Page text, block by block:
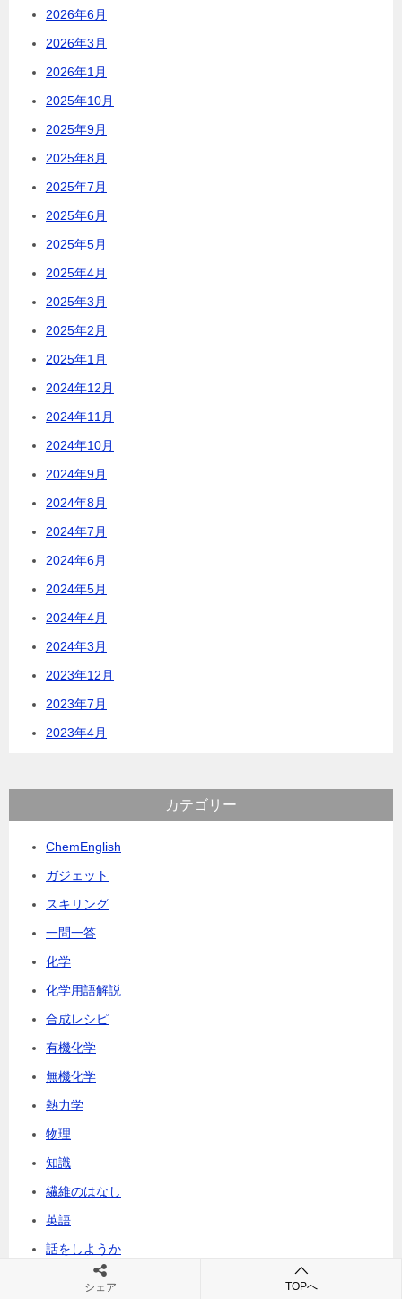
2026年6月
2026年3月
2026年1月
2025年10月
2025年9月
2025年8月
2025年7月
2025年6月
2025年5月
2025年4月
2025年3月
2025年2月
2025年1月
2024年12月
2024年11月
2024年10月
2024年9月
2024年8月
2024年7月
2024年6月
2024年5月
2024年4月
2024年3月
2023年12月
2023年7月
2023年4月
カテゴリー
ChemEnglish
ガジェット
スキリング
一問一答
化学
化学用語解説
合成レシピ
有機化学
無機化学
熱力学
物理
知識
繊維のはなし
英語
話をしようか
論文ニュース
シェア TOPへ